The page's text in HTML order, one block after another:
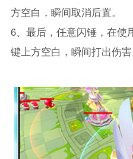
方空白，瞬间取消后置。
6、最后，任意闪锤，在使
键上方空白，瞬间打出伤害